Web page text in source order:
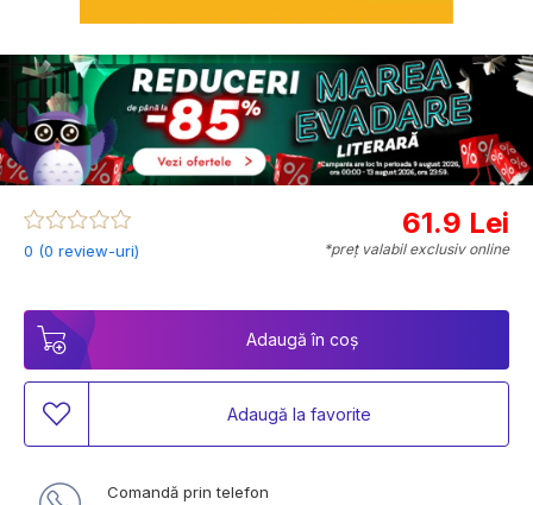
0 (0 review-uri)
61.9 Lei
*preț valabil exclusiv online
Adaugă în coș
Adaugă la favorite
Comandă prin telefon